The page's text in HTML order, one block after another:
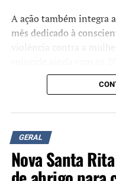
A ação também integra
mês dedicado à
violência contra a
marco da legislação
em situação de
Além da instalação dos
oficinas de pintura e
prevenção da violência
sobre a rede de
GERAL
Nova Santa